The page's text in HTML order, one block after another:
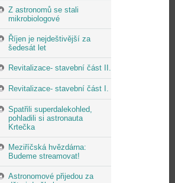
Z astronomů se stali
mikrobiologové
Říjen je nejdeštivější za
šedesát let
Revitalizace- stavební část II.
Revitalizace- stavební část I.
Spatřili superdalekohled,
pohladili si astronauta
Krtečka
Meziříčská hvězdárna:
Budeme streamovat!
Astronomové přijedou za